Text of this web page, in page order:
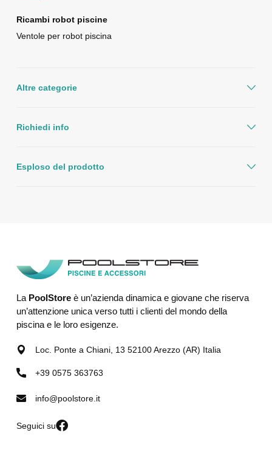
Ricambi robot piscine
Ventole per robot piscina
Altre categorie
Richiedi info
Esploso del prodotto
La PoolStoreè un’azienda dinamica e giovane che riserva
un’attenzione unica verso tutti i clienti del mondo della
piscina e le loro esigenze.
Loc. Ponte a Chiani, 13 52100 Arezzo (AR) Italia
+39 0575 363763
info@poolstore.it
Seguici su